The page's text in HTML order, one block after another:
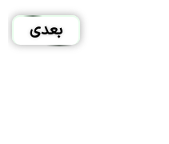
بعدی